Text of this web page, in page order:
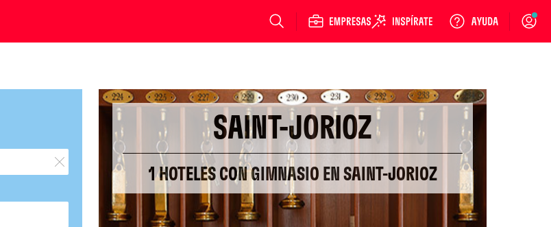
Login
SAINT-JORIOZ
1 HOTELES CON GIMNASIO EN SAINT-JORIOZ